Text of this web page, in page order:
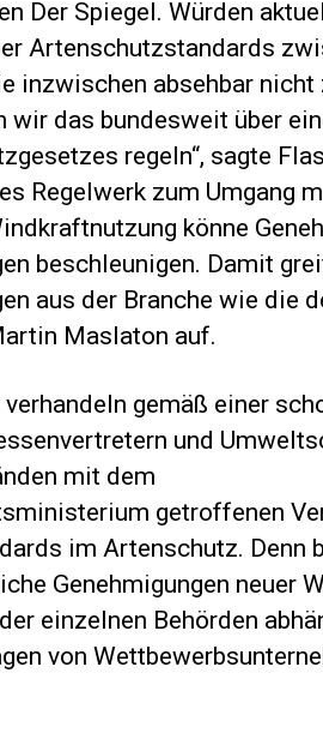
Der Spiegel. Würden
Artenschutzstandards
inzwischen absehbar nicht
wir das bundesweit über
regeln“, sagte
Regelwerk zum Umgang
könne
beschleunigen. Damit
aus der Branche wie die
Maslaton auf.
gemäß einer
und
mit dem
getroffenen
im Artenschutz. Denn
Genehmigungen neuer
einzelnen Behörden
von